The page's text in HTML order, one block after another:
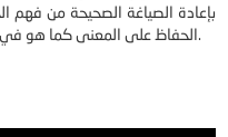
بإعادة الصياغة الصحيحة من فهم
الحفاظ على المعنى كما هو في الجملة أو النص الأصلي. ويجدر أن يلم الش.